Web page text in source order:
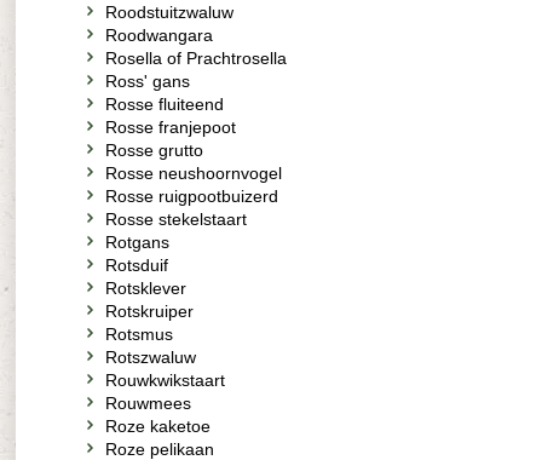
Roodstuitzwaluw
Roodwangara
Rosella of Prachtrosella
Ross' gans
Rosse fluiteend
Rosse franjepoot
Rosse grutto
Rosse neushoornvogel
Rosse ruigpootbuizerd
Rosse stekelstaart
Rotgans
Rotsduif
Rotsklever
Rotskruiper
Rotsmus
Rotszwaluw
Rouwkwikstaart
Rouwmees
Roze kaketoe
Roze pelikaan